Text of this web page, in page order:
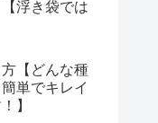
浮き袋では
【どんな種
単でキレイ
】